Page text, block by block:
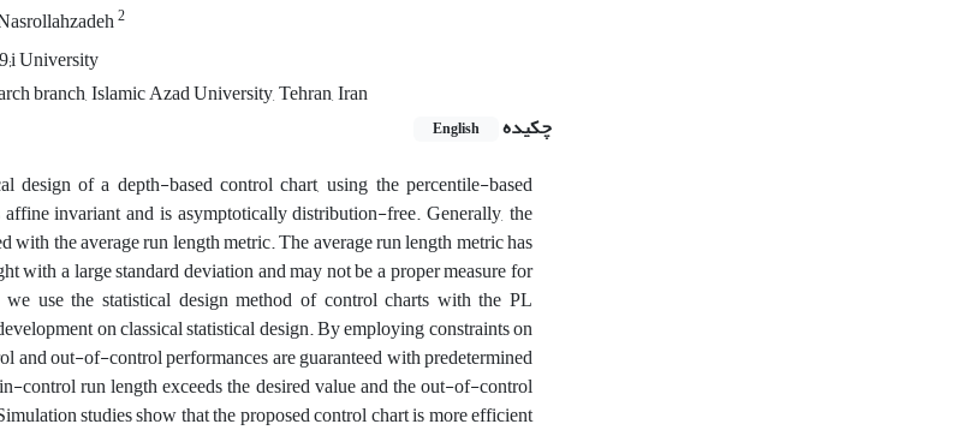
2
University
branch, Islamic Azad University, Tehran, Iran
چکیده
English
design of a depth-based control chart, using the percentile-based
invariant and is asymptotically distribution-free. Generally, the
with the average run length metric. The average run length metric has
with a large standard deviation and may not be a proper measure for
use the statistical design method of control charts with the PL
on classical statistical design. By employing constraints on
and out-of-control performances are guaranteed with predetermined
control run length exceeds the desired value and the out-of-control
studies show that the proposed control chart is more efficient